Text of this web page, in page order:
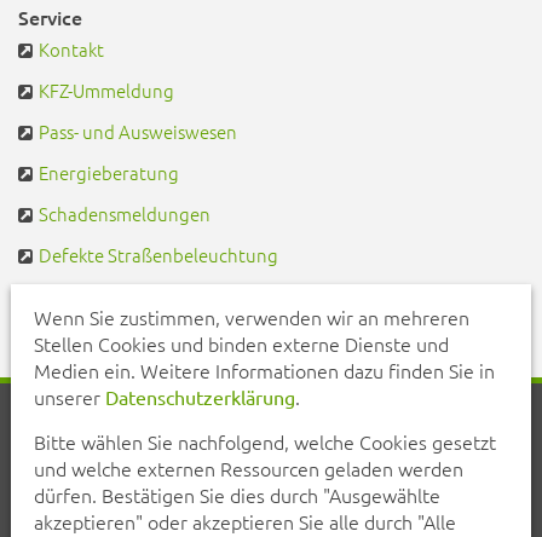
Service
Kontakt
KFZ-Ummeldung
Pass- und Ausweiswesen
Energieberatung
Schadensmeldungen
Defekte Straßenbeleuchtung
Inhalt
Erklärung zur Barrierefreiheit
Datenschutzerklärung
Impressum
Wenn Sie zustimmen, verwenden wir an mehreren
Stellen Cookies und binden externe Dienste und
Medien ein. Weitere Informationen dazu finden Sie in
unserer Datenschutzerklärung.
Bitte wählen Sie nachfolgend, welche Cookies gesetzt
und welche externen Ressourcen geladen werden
dürfen. Bestätigen Sie dies durch "Ausgewählte
akzeptieren" oder akzeptieren Sie alle durch "Alle